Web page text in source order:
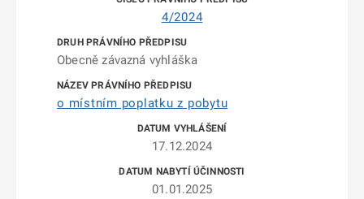
4/2024
Obecně závazná vyhláška
o místním poplatku z pobytu
17.12.2024
01.01.2025